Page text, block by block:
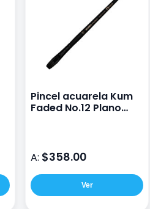
Pincel acuarela Kum
Faded No.12 Plano
A: $358.00
Ver